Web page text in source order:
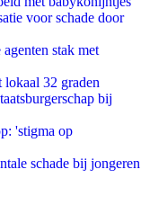
voor schade door
stak met
lokaal 32 graden
bij
'stigma op
schade bij jongeren